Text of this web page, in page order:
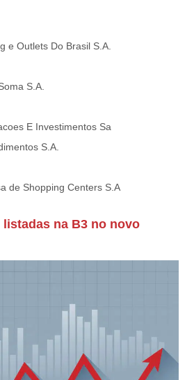
e Outlets Do Brasil S.A.
S.A.
E Investimentos Sa
S.A.
de Shopping Centers S.A
na B3 no novo